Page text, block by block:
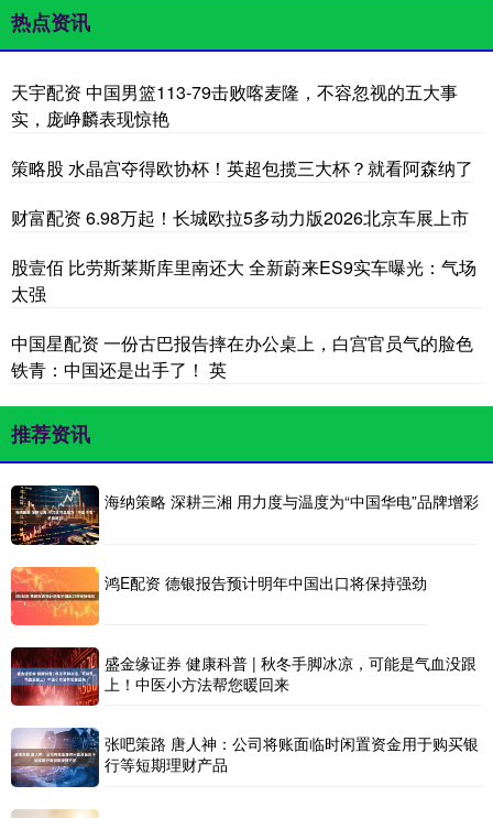
热点资讯
天宇配资 中国男篮113-79击败喀麦隆，不容忽视的五大事
实，庞峥麟表现惊艳
策略股 水晶宫夺得欧协杯！英超包揽三大杯？就看阿森纳了
财富配资 6.98万起！长城欧拉5多动力版2026北京车展上市
股壹佰 比劳斯莱斯库里南还大 全新蔚来ES9实车曝光：气场
太强
中国星配资 一份古巴报告摔在办公桌上，白宫官员气的脸色
铁青：中国还是出手了！ 英
推荐资讯
海纳策略 深耕三湘 用力度与温度为“中国华电”品牌增彩
鸿E配资 德银报告预计明年中国出口将保持强劲
盛金缘证券 健康科普 | 秋冬手脚冰凉，可能是气血没跟
上！中医小方法帮您暖回来
张吧策路 唐人神：公司将账面临时闲置资金用于购买银
行等短期理财产品